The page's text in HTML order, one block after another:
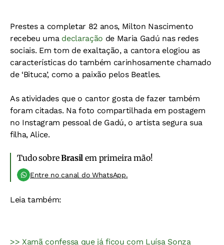
Prestes a completar 82 anos, Milton Nascimento
recebeu uma declaração de Maria Gadú nas redes
sociais. Em tom de exaltação, a cantora elogiou as
características do também carinhosamente chamado
de ‘Bituca’, como a paixão pelos Beatles.
As atividades que o cantor gosta de fazer também
foram citadas. Na foto compartilhada em postagem
no Instagram pessoal de Gadú, o artista segura sua
filha, Alice.
Tudo sobreBrasil em primeira mão!
Entre no canal do WhatsApp.
Leia também:
>> Xamã confessa que já ficou com Luísa Sonza